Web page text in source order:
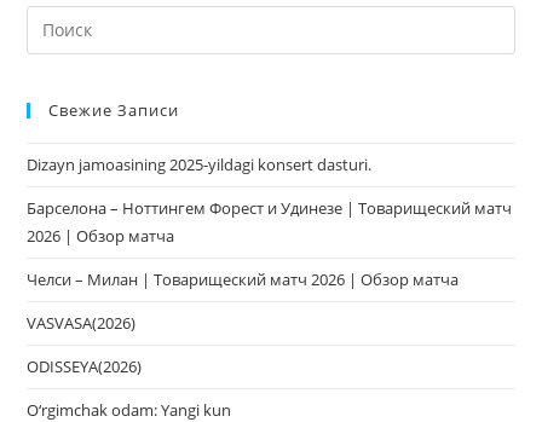
Свежие Записи
Dizayn jamoasining 2025-yildagi konsert dasturi.
Барселона – Ноттингем Форест и Удинезе | Товарищеский матч
2026 | Обзор матча
Челси – Милан | Товарищеский матч 2026 | Обзор матча
VASVASA(2026)
ODISSEYA(2026)
O‘rgimchak odam: Yangi kun